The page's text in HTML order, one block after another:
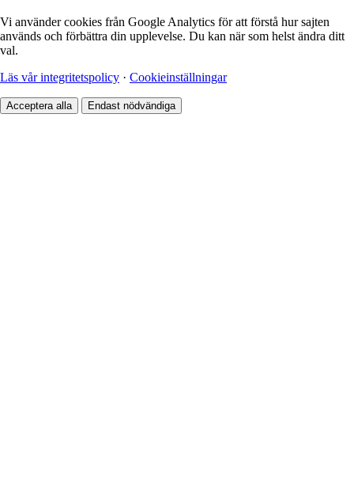
Vi använder cookies från Google Analytics för att förstå hur sajten
används och förbättra din upplevelse. Du kan när som helst ändra ditt
val.
Läs vår integritetspolicy · Cookieinställningar
Acceptera alla Endast nödvändiga